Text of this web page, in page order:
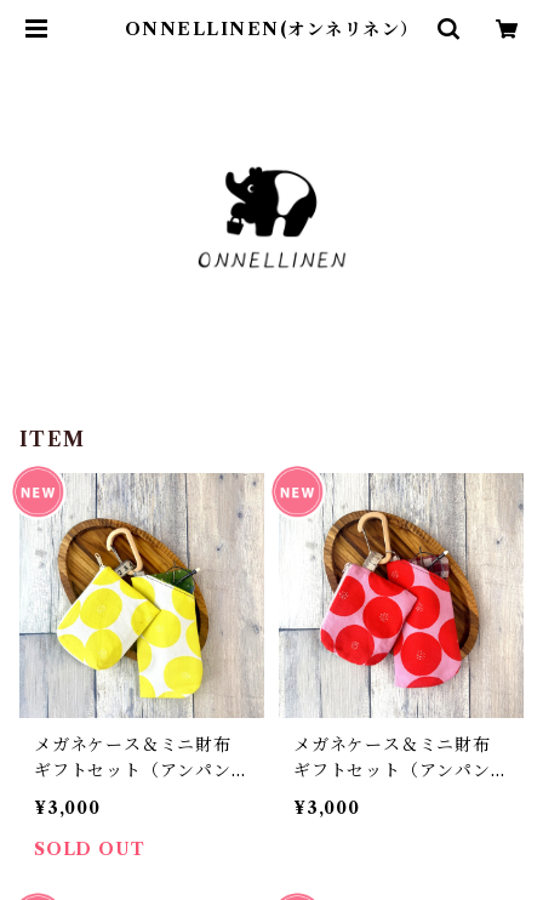
ONNELLINEN(オンネリネン）
ITEM
メガネケース＆ミニ財布
ギフトセット（アンパン柄
イエロー）
¥3,000
SOLD OUT
メガネケース＆ミニ財布
ギフトセット（アンパン柄
レッド×ピンク）
¥3,000